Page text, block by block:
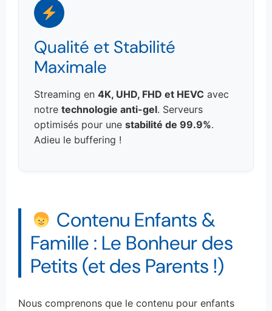
Qualité et Stabilité
Maximale
Streaming en 4K, UHD, FHD et HEVC avec
notre technologie anti-gel. Serveurs
optimisés pour une stabilité de 99.9%.
Adieu le buffering !
Contenu Enfants &
Famille : Le Bonheur des
Petits (et des Parents !)
Nous comprenons que le contenu pour enfants